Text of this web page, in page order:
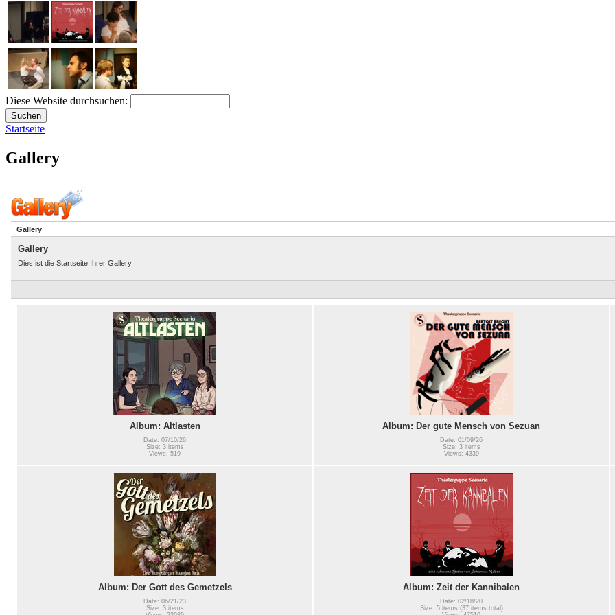
Diese Website durchsuchen:
Startseite
Gallery
Gallery
Gallery
Dies ist die Startseite Ihrer Gallery
Album: Altlasten
Date: 07/10/26
Size: 3 items
Views: 519
Album: Der gute Mensch von Sezuan
Date: 01/09/26
Size: 3 items
Views: 4339
Album: Der Gott des Gemetzels
Date: 06/21/23
Size: 3 items
Album: Zeit der Kannibalen
Date: 02/18/20
Size: 5 items (37 items total)